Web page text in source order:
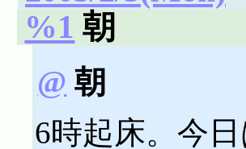
%1 朝
@ 朝
6時起床。今